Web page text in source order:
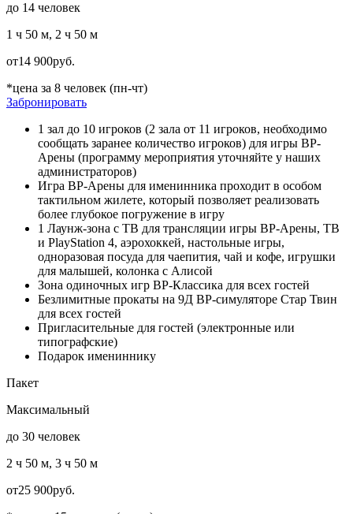
до 14 человек
1 ч 50 м, 2 ч 50 м
от14 900руб.
*цена за 8 человек (пн-чт)
Забронировать
1 зал до 10 игроков (2 зала от 11 игроков, необходимо
сообщать заранее количество игроков) для игры ВР-
Арены (программу мероприятия уточняйте у наших
администраторов)
Игра ВР-Арены для именинника проходит в особом
тактильном жилете, который позволяет реализовать
более глубокое погружение в игру
1 Лаунж-зона c ТВ для трансляции игры ВР-Арены, ТВ
и PlayStation 4, аэрохоккей, настольные игры,
одноразовая посуда для чаепития, чай и кофе, игрушки
для малышей, колонка с Алисой
Зона одиночных игр ВР-Классика для всех гостей
Безлимитные прокаты на 9Д ВР-симуляторе Стар Твин
для всех гостей
Пригласительные для гостей (электронные или
типографские)
Подарок имениннику
Пакет
Максимальный
до 30 человек
2 ч 50 м, 3 ч 50 м
от25 900руб.